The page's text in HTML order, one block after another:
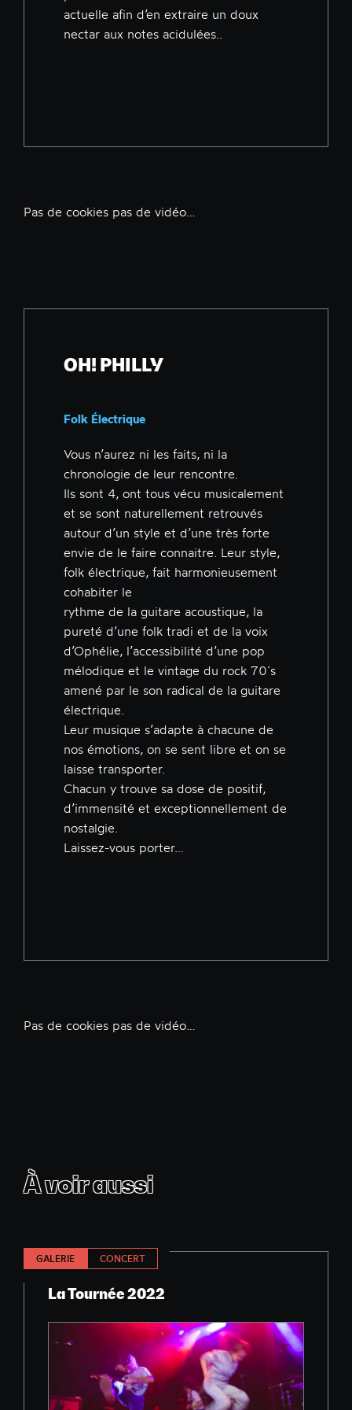
actuelle afin d’en extraire un doux
nectar aux notes acidulées..
Pas de cookies pas de vidéo…
OH! PHILLY
Folk Électrique
Vous n’aurez ni les faits, ni la
chronologie de leur rencontre.
Ils sont 4, ont tous vécu musicalement
et se sont naturellement retrouvés
autour d’un style et d’une très forte
envie de le faire connaitre. Leur style,
folk électrique, fait harmonieusement
cohabiter le
rythme de la guitare acoustique, la
pureté d’une folk tradi et de la voix
d’Ophélie, l’accessibilité d’une pop
mélodique et le vintage du rock 70´s
amené par le son radical de la guitare
électrique.
Leur musique s’adapte à chacune de
nos émotions, on se sent libre et on se
laisse transporter.
Chacun y trouve sa dose de positif,
d’immensité et exceptionnellement de
nostalgie.
Laissez-vous porter…
Pas de cookies pas de vidéo…
À voir aussi
GALERIE CONCERT
La Tournée 2022